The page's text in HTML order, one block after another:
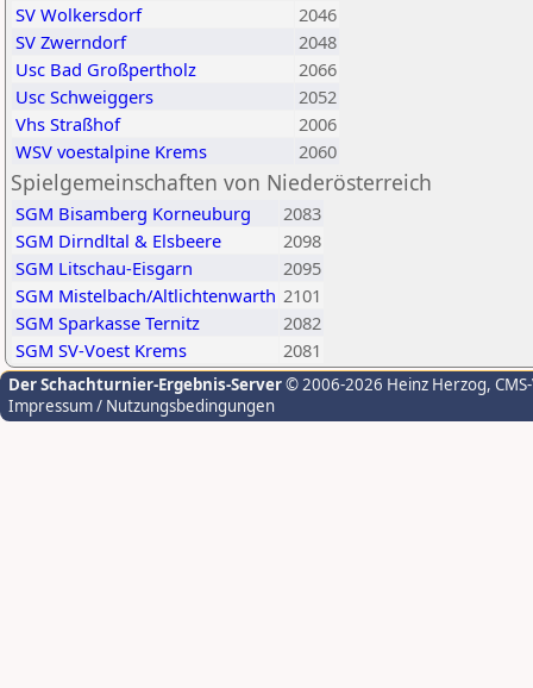
SV Wolkersdorf
2046
SV Zwerndorf
2048
Usc Bad Großpertholz
2066
Usc Schweiggers
2052
Vhs Straßhof
2006
WSV voestalpine Krems
2060
Spielgemeinschaften von Niederösterreich
SGM Bisamberg Korneuburg
2083
SGM Dirndltal & Elsbeere
2098
SGM Litschau-Eisgarn
2095
SGM Mistelbach/Altlichtenwarth 2101
SGM Sparkasse Ternitz
2082
SGM SV-Voest Krems
2081
Der Schachturnier-Ergebnis-Server© 2006-2026 Heinz Herzog,
Impressum / Nutzungsbedingungen